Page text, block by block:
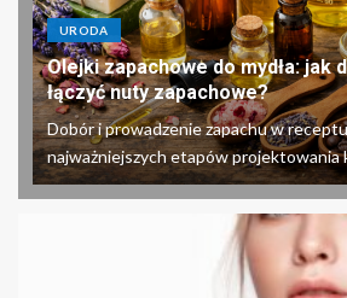
URODA
Olejki zapachowe do mydła: jak
łączyć nuty zapachowe?
Dobór i prowadzenie zapachu w
najważniejszych etapów projektowania